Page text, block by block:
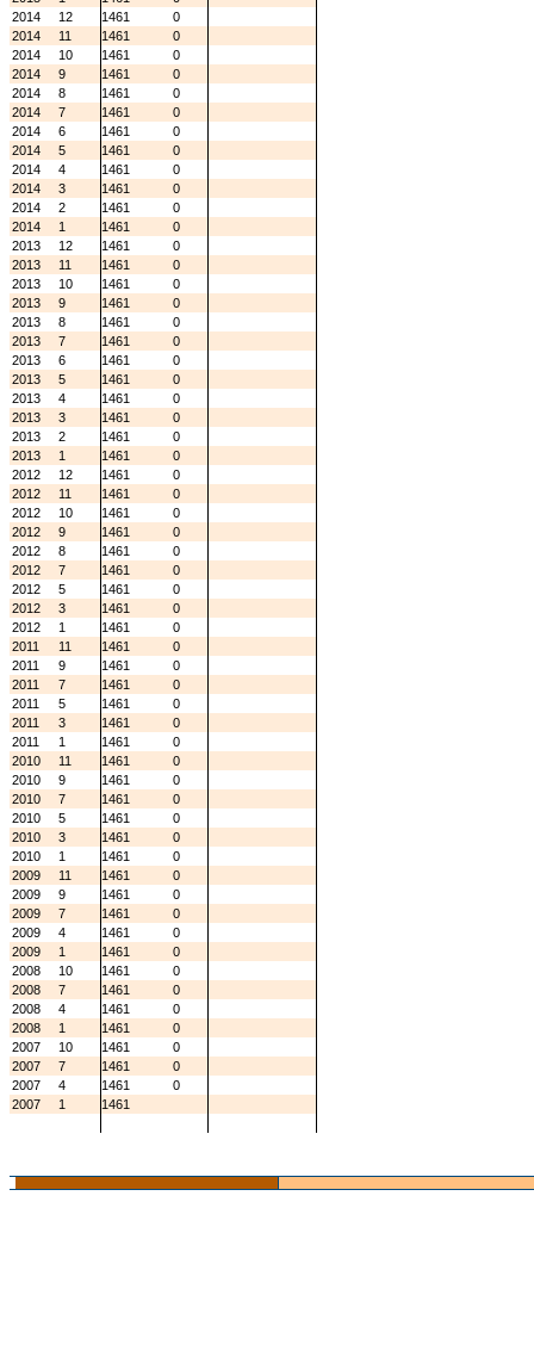
2014
12 1461
0
2014
11 1461
0
2014
10 1461
0
2014
9 1461
0
2014
8 1461
0
2014
7 1461
0
2014
6 1461
0
2014
5 1461
0
2014
4 1461
0
2014
3 1461
0
2014
2 1461
0
2014
1 1461
0
2013
12 1461
0
2013
11 1461
0
2013
10 1461
0
2013
9 1461
0
2013
8 1461
0
2013
7 1461
0
2013
6 1461
0
2013
5 1461
0
2013
4 1461
0
2013
3 1461
0
2013
2 1461
0
2013
1 1461
0
2012
12 1461
0
2012
11 1461
0
2012
10 1461
0
2012
9 1461
0
2012
8 1461
0
2012
7 1461
0
2012
5 1461
0
2012
3 1461
0
2012
1 1461
0
2011
11 1461
0
2011
9 1461
0
2011
7 1461
0
2011
5 1461
0
2011
3 1461
0
2011
1 1461
0
2010
11 1461
0
2010
9 1461
0
2010
7 1461
0
2010
5 1461
0
2010
3 1461
0
2010
1 1461
0
2009
11 1461
0
2009
9 1461
0
2009
7 1461
0
2009
4 1461
0
2009
1 1461
0
2008
10 1461
0
2008
7 1461
0
2008
4 1461
0
2008
1 1461
0
2007
10 1461
0
2007
7 1461
0
2007
4 1461
0
2007
1 1461